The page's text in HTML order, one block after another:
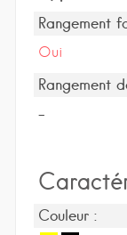
Rangement
Oui
Rangement
-
Couleur :